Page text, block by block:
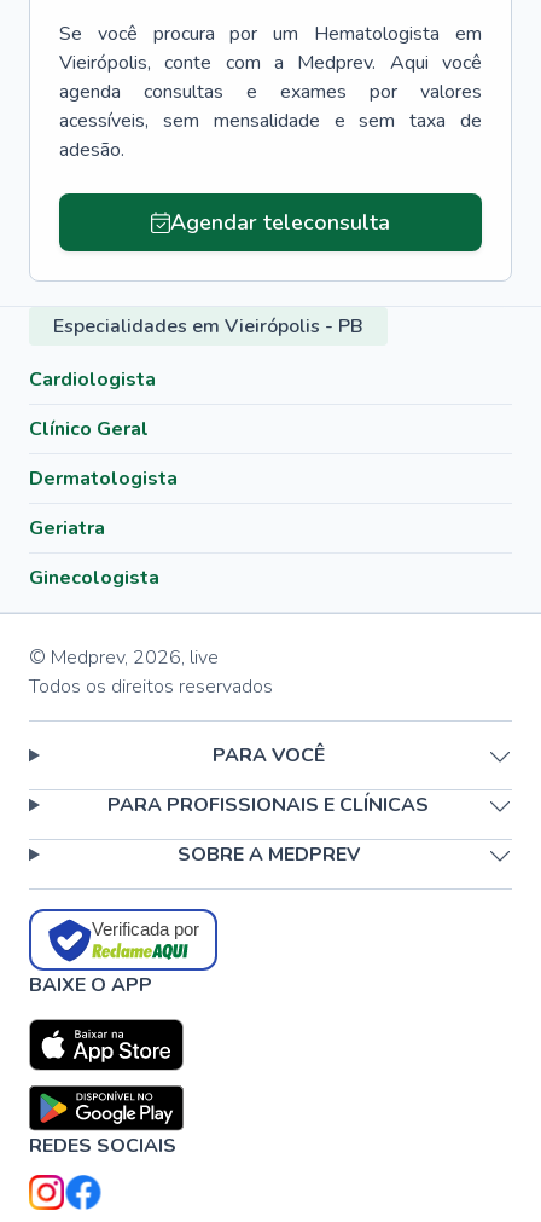
Se você procura por um Hematologista
em
Vieirópolis, conte com a Medprev. Aqui você
agenda consultas e exames por valores
acessíveis, sem mensalidade e sem taxa de
adesão.
Agendar teleconsulta
Especialidades em Vieirópolis - PB
Cardiologista
Clínico Geral
Dermatologista
Geriatra
Ginecologista
© Medprev, 2026, live
Todos os direitos reservados
PARA VOCÊ
PARA PROFISSIONAIS E CLÍNICAS
SOBRE A MEDPREV
Verificada por
BAIXE O APP
REDES SOCIAIS